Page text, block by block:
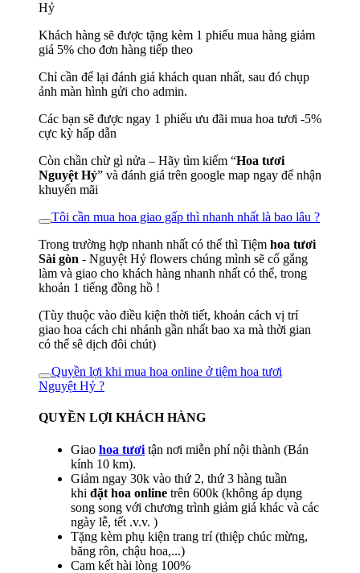
Hỷ
Khách hàng sẽ được tặng kèm 1 phiếu mua hàng giảm
giá 5% cho đơn hàng tiếp theo
Chỉ cần để lại đánh giá khách quan nhất, sau đó chụp
ảnh màn hình gửi cho admin.
Các bạn sẽ được ngay 1 phiếu ưu đãi mua hoa tươi -5%
cực kỳ hấp dẫn
Còn chần chừ gì nửa – Hãy tìm kiếm “Hoa tươi
Nguyệt Hỷ” và đánh giá trên google map ngay để nhận
khuyến mãi
Tôi cần mua hoa giao gấp thì nhanh nhất là bao lâu ?
Trong trường hợp nhanh nhất có thể thì Tiệm hoa tươi
Sài gòn - Nguyệt Hỷ flowers chúng mình sẽ cố gắng
làm và giao cho khách hàng nhanh nhất có thể, trong
khoản 1 tiếng đồng hồ !
(Tùy thuộc vào điều kiện thời tiết, khoản cách vị trí
giao hoa cách chi nhánh gần nhất bao xa mà thời gian
có thể sê dịch đôi chút)
Quyền lợi khi mua hoa online ở tiệm hoa tươi
Nguyệt Hỷ ?
QUYỀN LỢI KHÁCH HÀNG
Giao hoa tươi tận nơi miễn phí nội thành (Bán
kính 10 km).
Giảm ngay 30k vào thứ 2, thứ 3 hàng tuần
khi đặt hoa online trên 600k (không áp dụng
song song với chương trình giảm giá khác và các
ngày lễ, tết .v.v. )
Tặng kèm phụ kiện trang trí (thiệp chúc mừng,
băng rôn, chậu hoa,...)
Cam kết hài lòng 100%